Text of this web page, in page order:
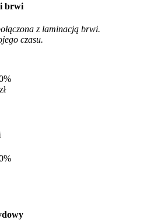
brwi
z laminacją brwi.
czasu.